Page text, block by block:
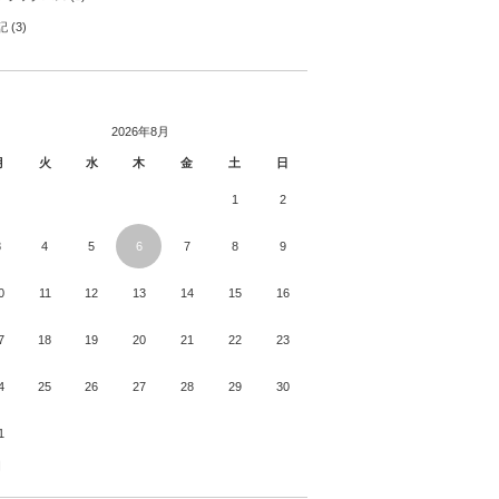
(3)
2026年8月
火 水 木 金 土 日
1 2
4 5 6 7 8 9
11 12 13 14 15 16
18 19 20 21 22 23
25 26 27 28 29 30